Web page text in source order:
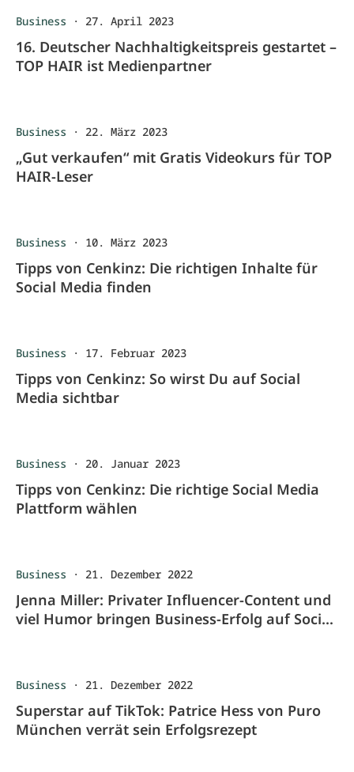
Business · 27. April 2023
16. Deutscher Nachhaltigkeitspreis gestartet –
TOP HAIR ist Medienpartner
Business · 22. März 2023
„Gut verkaufen“ mit Gratis Videokurs für TOP
HAIR-Leser
Business · 10. März 2023
Tipps von Cenkinz: Die richtigen Inhalte für
Social Media finden
Business · 17. Februar 2023
Tipps von Cenkinz: So wirst Du auf Social
Media sichtbar
Business · 20. Januar 2023
Tipps von Cenkinz: Die richtige Social Media
Plattform wählen
Business · 21. Dezember 2022
Jenna Miller: Privater Influencer-Content und
viel Humor bringen Business-Erfolg auf Social
Business · 21. Dezember 2022
Superstar auf TikTok: Patrice Hess von Puro
München verrät sein Erfolgsrezept